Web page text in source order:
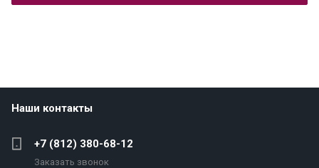
Наши контакты
+7 (812) 380-68-12
Заказать звонок